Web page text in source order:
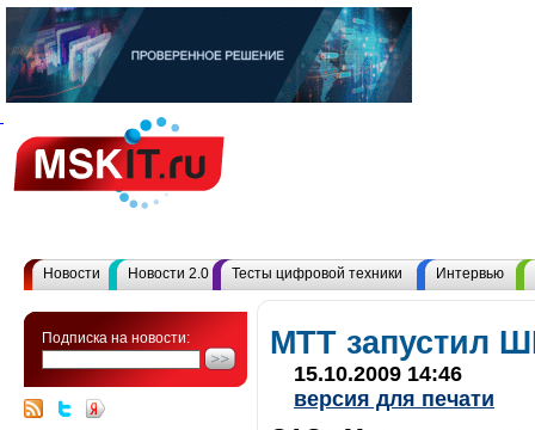
Новости Новости 2.0 Тесты цифровой техники Интервью
Подписка на новости: МТТ запустил
15.10.2009 14:46
версия для печати